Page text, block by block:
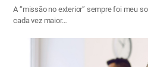
A “missão no exterior” sempre foi meu
cada vez maior…